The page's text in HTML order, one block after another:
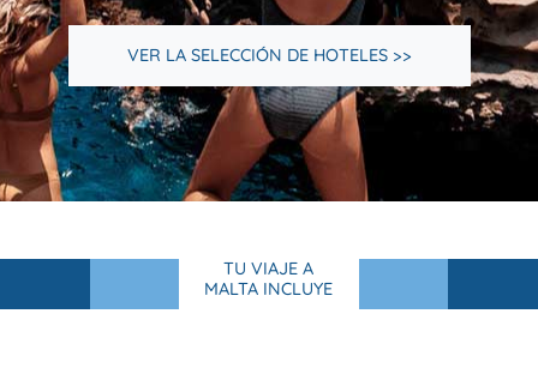
VER LA SELECCIÓN DE HOTELES >>
TU VIAJE A
MALTA INCLUYE